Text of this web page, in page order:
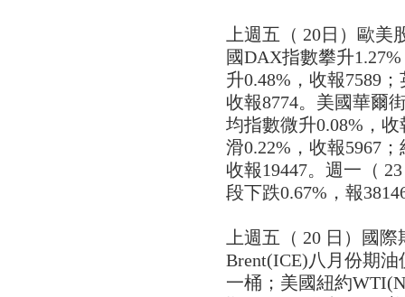
上週五（ 20日）歐
國DAX指數攀升
升0.48%，收報7589
收報8774。美國華爾
均指數微升0.08%，
滑0.22%，收報5967
收報19447。週一（
段下跌0.67%，報
上週五（ 20 日）國
Brent(ICE)八月份期油
一桶；美國紐約